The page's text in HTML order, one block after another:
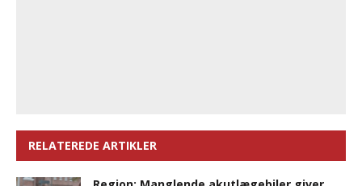
RELATEREDE ARTIKLER